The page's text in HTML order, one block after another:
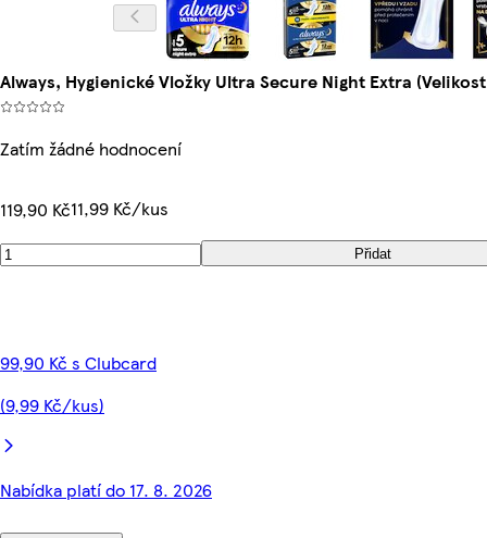
Always, Hygienické Vložky Ultra Secure Night Extra
Zatím žádné hodnocení
119,90 Kč11,99 Kč/kus
Přidat
99,90 Kč s Clubcard
(9,99 Kč/kus)
Nabídka platí do 17. 8. 2026